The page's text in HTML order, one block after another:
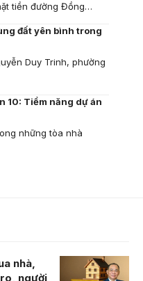
tiền đường Đồng…
đất yên bình trong
Duy Trinh, phường
10: Tiềm năng dự án
những tòa nhà
nhà,
người